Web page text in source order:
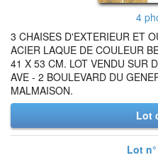
4
3 CHAISES D'EXTERIEUR ET
ACIER LAQUE DE COULEUR
41 X 53 CM. LOT VENDU SUR
AVE - 2 BOULEVARD DU
MALMAISON.
Lot
Lot